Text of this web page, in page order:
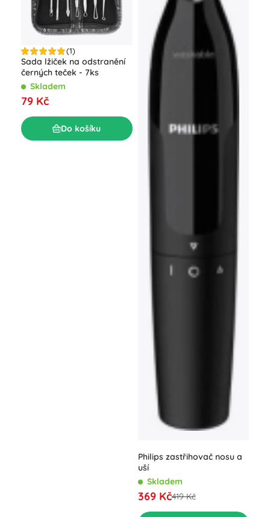
(1)
Sada lžiček na odstranění
černých teček - 7ks
Skladem
79 Kč
Do košíku
Philips zastřihovač nosu a
uší
Skladem
369 Kč419 Kč